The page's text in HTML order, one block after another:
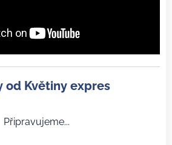
od Květiny expres
Připravujeme...